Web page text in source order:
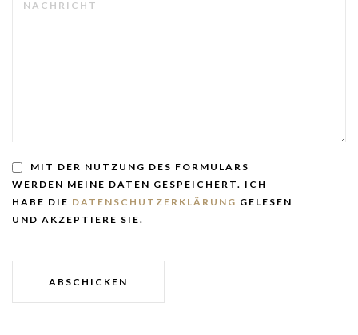
MIT DER NUTZUNG DES FORMULARS
WERDEN MEINE DATEN GESPEICHERT. ICH
HABE DIE DATENSCHUTZERKLÄRUNG GELESEN
UND AKZEPTIERE SIE.
ABSCHICKEN